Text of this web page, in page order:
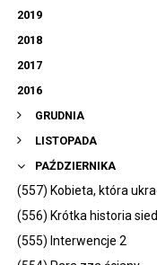
2019
2018
2017
2016
GRUDNIA
LISTOPADA
PAŹDZIERNIKA
(557) Kobieta, która
(556) Krótka historia
(555) Interwencje 2